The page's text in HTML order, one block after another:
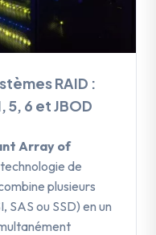
RAID :
5, 6 et JBOD
Array of
de
plusieurs
SAS ou SSD) en un